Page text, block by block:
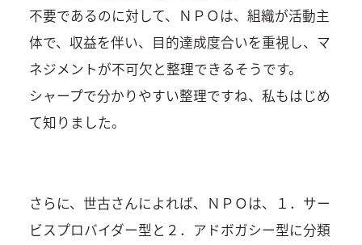
不要であるのに対して、ＮＰＯは、組織が活動主
体で、収益を伴い、目的達成度合いを重視し、マ
ネジメントが不可欠と整理できるそうです。
シャープで分かりやすい整理ですね、私もはじめ
て知りました。
さらに、世古さんによれば、ＮＰＯは、１．サー
ビスプロバイダー型と２．アドボガシー型に分類